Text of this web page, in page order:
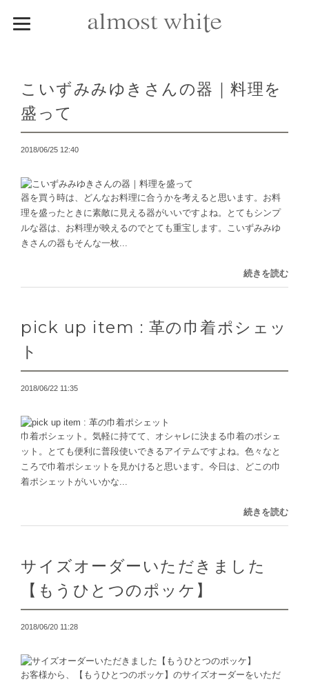
こいずみみゆきさんの器｜料理を
盛って
2018/06/25 12:40
器を買う時は、どんなお料理に合うかを考えると思います。お料
理を盛ったときに素敵に見える器がいいですよね。とてもシンプ
ルな器は、お料理が映えるのでとても重宝します。こいずみみゆ
きさんの器もそんな一枚...
続きを読む
pick up item : 革の巾着ポシェッ
ト
2018/06/22 11:35
巾着ポシェット。気軽に持てて、オシャレに決まる巾着のポシェ
ット。とても便利に普段使いできるアイテムですよね。色々なと
ころで巾着ポシェットを見かけると思います。今日は、どこの巾
着ポシェットがいいかな...
続きを読む
サイズオーダーいただきました
【もうひとつのポッケ】
2018/06/20 11:28
お客様から、【もうひとつのポッケ】のサイズオーダーをいただ